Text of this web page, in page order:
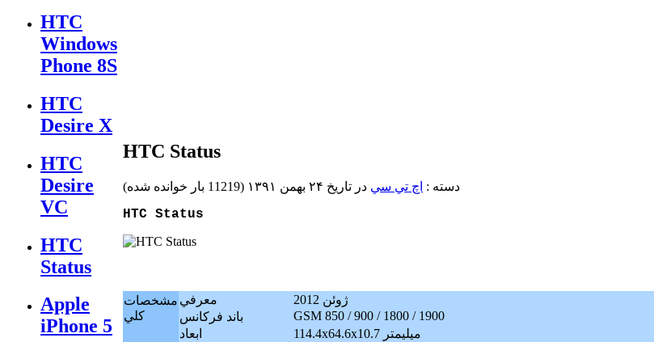
HTC
Windows
Phone 8S
HTC
Desire X
HTC
Desire
VC
HTC
Status
Apple
iPhone 5
HTC Status
دسته : اچ تي سي در تاريخ ۲۴ بهمن ۱۳۹۱ (11219 بار خوانده شده )
HTC Status
مشخصات
كلي
معرفي
ژوئن 2012
باند فرکانس
GSM 850 / 900 / 1800 / 1900
ابعاد
114.4x64.6x10.7 ميليمتر